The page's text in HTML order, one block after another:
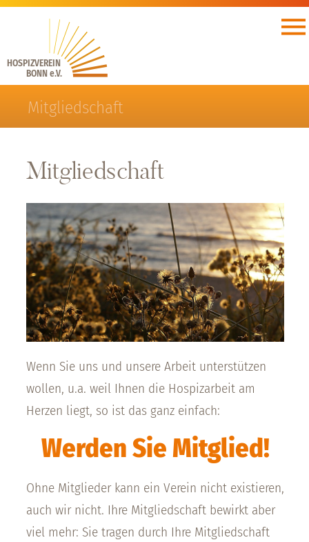
HOSPIZVEREIN
BONN e.V.
Mitgliedschaft
Mitgliedschaft
Wenn Sie uns und unsere Arbeit unterstützen
wollen, u.a. weil Ihnen die Hospizarbeit am
Herzen liegt, so ist das ganz einfach:
Werden Sie Mitglied!
Ohne Mitglieder kann ein Verein nicht existieren,
auch wir nicht. Ihre Mitgliedschaft bewirkt aber
viel mehr: Sie tragen durch Ihre Mitgliedschaft